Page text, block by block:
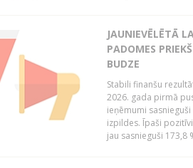
JAUNIEVĒLĒTĀ
PADOMES
BUDZE
Stabili finanšu
2026. gada pirmā
ieņēmumi
izpildes. Īpaši
jau sasnieguši 173,8